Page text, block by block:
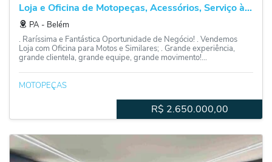
Loja e Oficina de Motopeças, Acessórios, Serviço à...
PA ‐ Belém
. Raríssima e Fantástica Oportunidade de Negócio! . Vendemos
Loja com Oficina para Motos e Similares; . Grande experiência,
grande clientela, grande equipe, grande movimento!...
MOTOPEÇAS
R$ 2.650.000,00